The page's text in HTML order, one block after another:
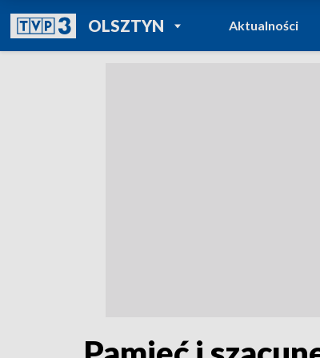
OLSZTYNPOWRÓT DO
TVP REGIONY
Aktualności